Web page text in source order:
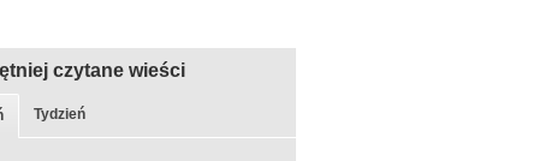
czytane wieści
Tydzień